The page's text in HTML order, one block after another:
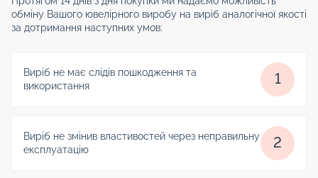
обміну Вашого ювелірного виробу на виріб аналогічної якості
за дотримання наступних умов:
Виріб не має слідів пошкодження та
використання
1
Виріб не змінив властивостей через неправильну
експлуатацію
2